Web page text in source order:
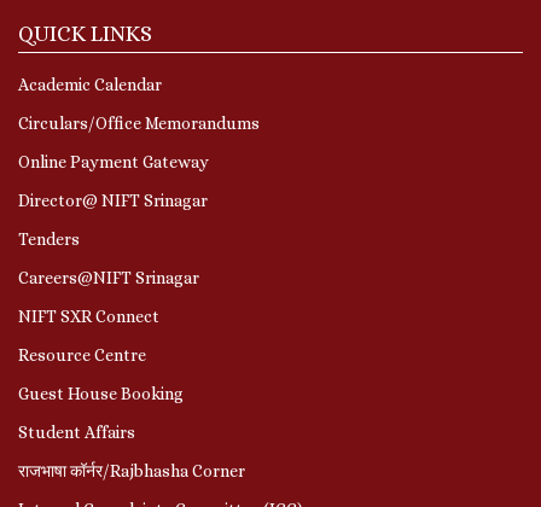
QUICK LINKS
Academic Calendar
Circulars/Office Memorandums
Online Payment Gateway
Director@ NIFT Srinagar
Tenders
Careers@NIFT Srinagar
NIFT SXR Connect
Resource Centre
Guest House Booking
Student Affairs
राजभाषा कॉर्नर/Rajbhasha Corner